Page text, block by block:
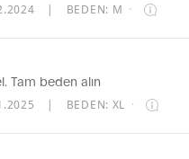
| BEDEN: M ·
Tam beden alın
| BEDEN: XL ·